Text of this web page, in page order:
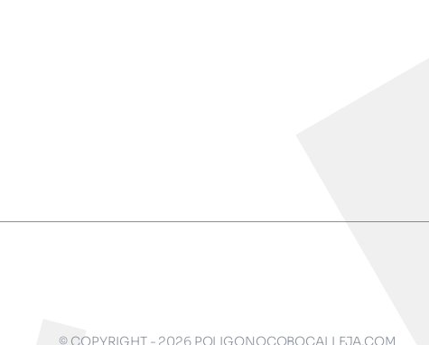
© COPYRIGHT - 2026 POLIGONOCOBOCALLEJA.COM